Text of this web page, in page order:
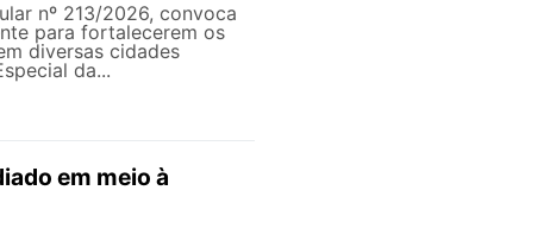
nº 213/2026, convoca
para fortalecerem os
diversas cidades
da...
em meio à